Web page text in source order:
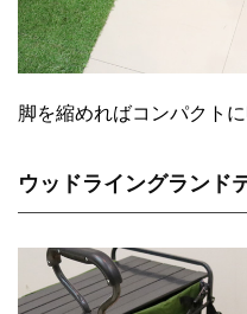
脚を縮めればコンパクト
ウッドライングランド